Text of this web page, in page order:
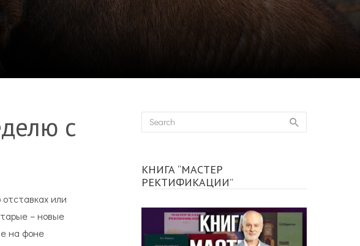
с
или
– новые
на фоне
КНИГА “МАСТЕР
РЕКТИФИКАЦИИ”